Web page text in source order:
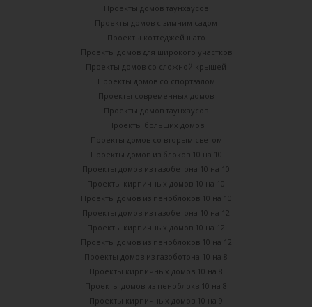
Проекты домов таунхаусов
Проекты домов с зимним садом
Проекты коттеджей шато
Проекты домов для широкого участков
Проекты домов со сложной крышей
Проекты домов со спортзалом
Проекты современных домов
Проекты домов таунхаусов
Проекты больших домов
Проекты домов со вторым светом
Проекты домов из блоков 10 на 10
Проекты домов из газобетона 10 на 10
Проекты кирпичных домов 10 на 10
Проекты домов из пеноблоков 10 на 10
Проекты домов из газобетона 10 на 12
Проекты кирпичных домов 10 на 12
Проекты домов из пеноблоков 10 на 12
Проекты домов из газоботона 10 на 8
Проекты кирпичных домов 10 на 8
Проекты домов из пеноблокв 10 на 8
Проекты кирпичных домов 10 на 9